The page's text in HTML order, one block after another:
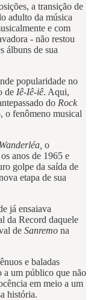
a transição de
adulto da música
e com
- não restou
álbuns de sua
popularidade no
de Iê-Iê-iê. Aqui,
do Rock
o fenômeno musical
o
anos de 1965 e
golpe da saída de
etapa de sua
já ensaiava
da Record daquele
de Sanremo na
e baladas
a um público que não
em meio a um
história.